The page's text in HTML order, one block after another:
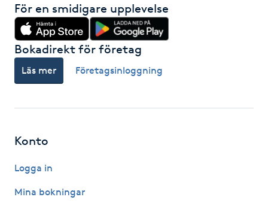
Hot Stone Massage
Hot yoga
Hudföryngring
Hyaluronsyra
För en smidigare upplevelse
Bokadirekt för företag
Läs mer Företagsinloggning
Konto
Logga in
Mina bokningar